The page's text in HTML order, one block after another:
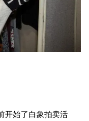
开始了白象拍卖活